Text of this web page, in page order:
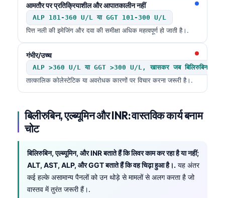
आमतौर पर प्रतिक्रियाशील और आपातकालीन नहीं
ALP 181-360 U/L या GGT 101-300 U/L
पित्त नली की इमेजिंग और दवा की समीक्षा अधिक महत्वपूर्ण हो जाती है।.
गंभीर/उच्च
ALP >360 U/L या GGT >300 U/L, खासकर जब बिलिरुबिन बढ़
तात्कालिक कोलेस्टेटिक या अवरोधक कारणों पर विचार करना जरूरी है।.
बिलीरुबिन, एल्ब्यूमिन और INR: वास्तविक कार्य बनाम
चोट
बिलिरुबिन, एल्ब्यूमिन, और INR बताते हैं कि लिवर काम कर रहा है या नहीं;
ALT, AST, ALP, और GGT बताते हैं कि वह चिढ़ा हुआ है।. यह अंतर
कई हल्के असामान्य पैनलों को उन थोड़े से मामलों से अलग करता है जो
वास्तव में तुरंत जरूरी हैं।.